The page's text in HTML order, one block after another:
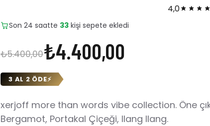
4,0
Son 24 saatte 7adet satıldı
₺5.400,00₺4.400,00
3 AL 2 ÖDE⚡
xerjoff more than words vibe collection. Öne
Bergamot, Portakal Çiçeği, Ilang Ilang.